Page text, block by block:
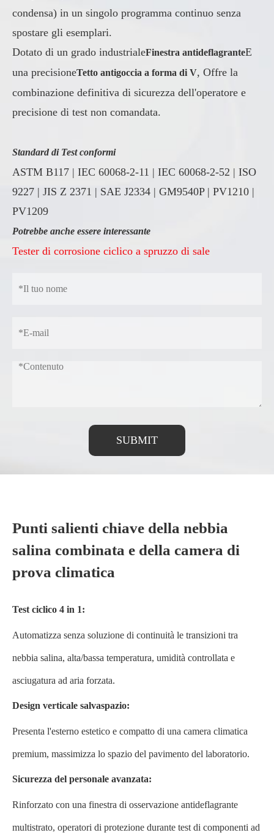
condensa) in un singolo programma continuo senza
spostare gli esemplari.
Dotato di un grado industrialeFinestra antideflagranteE
una precisioneTetto antigoccia a forma di V, Offre la
combinazione definitiva di sicurezza dell'operatore e
precisione di test non comandata.
Standard di Test conformi
ASTM B117 | IEC 60068-2-11 | IEC 60068-2-52 | ISO
9227 | JIS Z 2371 | SAE J2334 | GM9540P | PV1210 |
PV1209
Potrebbe anche essere interessante
Tester di corrosione ciclico a spruzzo di sale
SUBMIT
Punti salienti chiave della nebbia
salina combinata e della camera di
prova climatica
Test ciclico 4 in 1:
Automatizza senza soluzione di continuità le transizioni tra
nebbia salina, alta/bassa temperatura, umidità controllata e
asciugatura ad aria forzata.
Design verticale salvaspazio:
Presenta l'esterno estetico e compatto di una camera climatica
premium, massimizza lo spazio del pavimento del laboratorio.
Sicurezza del personale avanzata:
Rinforzato con una finestra di osservazione antideflagrante
multistrato, operatori di protezione durante test di componenti ad